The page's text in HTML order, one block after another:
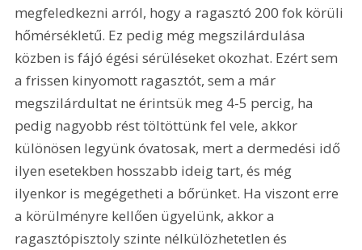
megfeledkezni arról, hogy a ragasztó 200 fok körüli
hőmérsékletű. Ez pedig még megszilárdulása
közben is fájó égési sérüléseket okozhat. Ezért sem
a frissen kinyomott ragasztót, sem a már
megszilárdultat ne érintsük meg 4-5 percig, ha
pedig nagyobb rést töltöttünk fel vele, akkor
különösen legyünk óvatosak, mert a dermedési idő
ilyen esetekben hosszabb ideig tart, és még
ilyenkor is megégetheti a bőrünket. Ha viszont erre
a körülményre kellően ügyelünk, akkor a
ragasztópisztoly szinte nélkülözhetetlen és